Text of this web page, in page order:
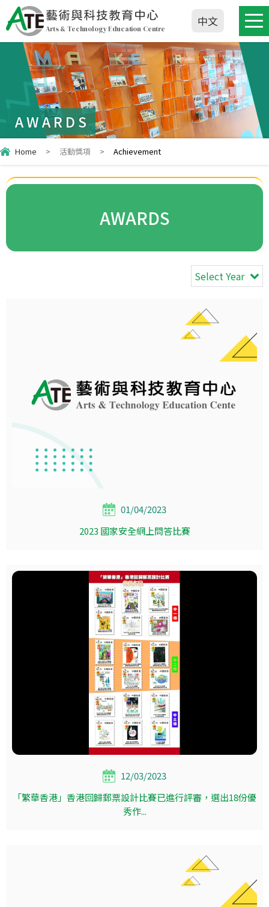
藝術與科技教育中心
Arts & Technology Education Centre
中文
AWARDS
Home > 活動獎項 > Achievement
AWARDS
Select Year
01/04/2023
2023 國家安全網上問答比賽
12/03/2023
「繁華香港」香港回歸郵票設計比賽已進行評審，選出18份優
秀作...